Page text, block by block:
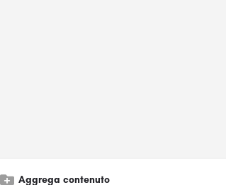
Aggrega contenuto